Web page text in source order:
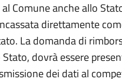
Comune anche allo
direttamente
La domanda di
dovrà essere
dei dati al